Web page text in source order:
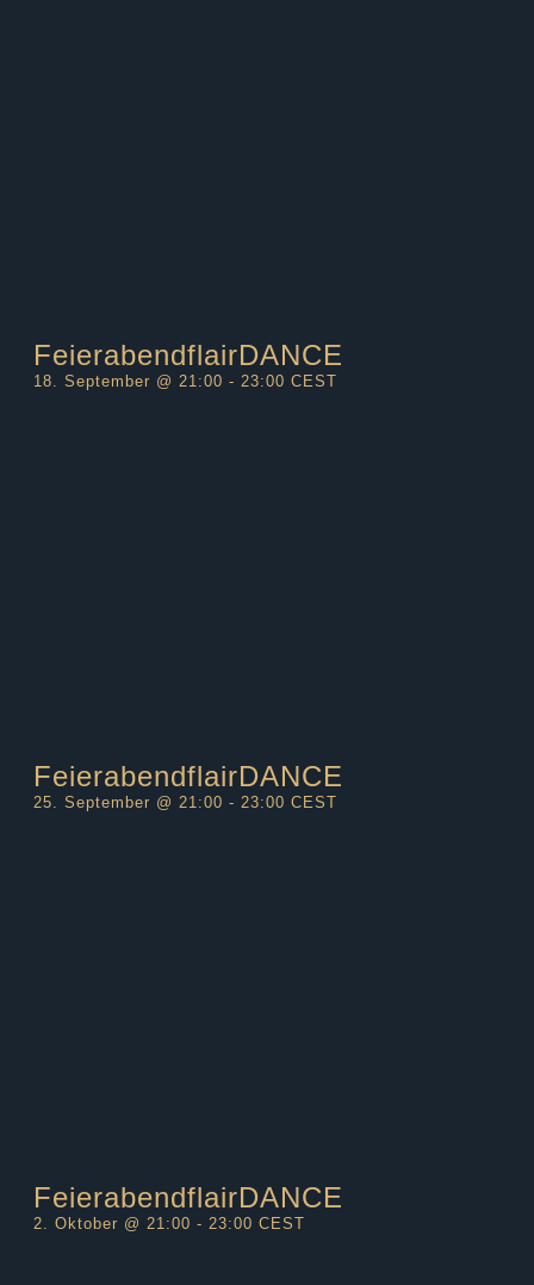
FeierabendflairDANCE
18. September @ 21:00 - 23:00 CEST
FeierabendflairDANCE
25. September @ 21:00 - 23:00 CEST
FeierabendflairDANCE
2. Oktober @ 21:00 - 23:00 CEST